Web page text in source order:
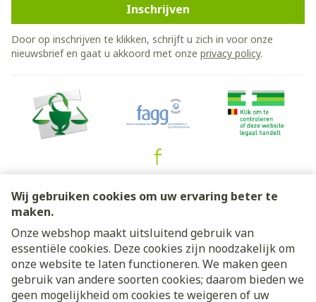
Wij gebruiken cookies om uw ervaring beter te
maken.
Onze webshop maakt uitsluitend gebruik van
essentiële cookies. Deze cookies zijn noodzakelijk om
onze website te laten functioneren. We maken geen
gebruik van andere soorten cookies; daarom bieden we
geen mogelijkheid om cookies te weigeren of uw
Inschrijven
Door op inschrijven te klikken, schrijft u zich in voor onze
nieuwsbrief en gaat u akkoord met onze privacy policy.
Juridische links